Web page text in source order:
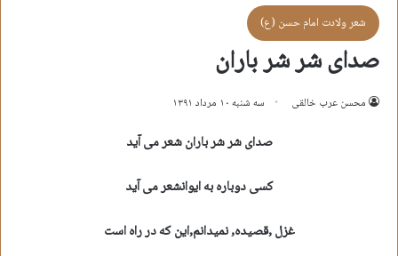
شعر ولادت امام حسن (ع)
صدای شر شر باران
محسن عرب خالقی سه شنبه ۱۰ مرداد ۱۳۹۱
صدای شر شر باران شعر می آید
کسی دوباره به ایوانشعر می آید
غزل ,قصیده, نمیدانم,این که در راه است